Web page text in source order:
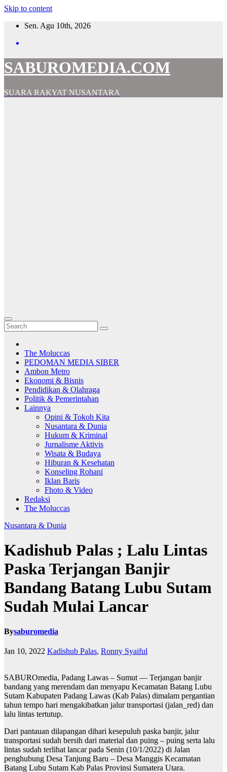
Skip to content
Sen. Agu 10th, 2026
SABUROMEDIA.COM
SUARA RAKYAT NUSANTARA
The Moluccas
PEDOMAN MEDIA SIBER
Ambon Metro
Ekonomi & Bisnis
Pendidikan & Olahraga
Politik & Pemerintahan
Lainnya
Opini & Tokoh Kita
Nusantara & Dunia
Hukum & Kriminal
Jurnalisme Aktivis
Wisata & Budaya
Hiburan & Kesehatan
Konseling Rohani
Iklan Baris
Fhoto & Video
Redaksi
The Moluccas
Nusantara & Dunia
Kadishub Palas ; Lalu Lintas
Paska Terjangan Banjir
Bandang Batang Lubu Sutam
Sudah Mulai Lancar
Bysaburomedia
Jan 10, 2022 Kadishub Palas, Ronny Syaiful
SABUROmedia, Padang Lawas – Sumut — Terjangan banjir
bandang yang merendam dan menyapu Kecamatan Batang Lubu
Sutam Kabupaten Padang Lawas (Kab Palas) dimalam pergantian
tahun tempo hari mengakibatkan jalur transportasi (jalan_red) dan
lalu lintas tertutup.
Dari pantauan dilapangan dihari kesepuluh paska banjir, jalur
transportasi sudah bersih dari material dan puing – puing serta lalu
lintas sudah terlihat lancar pada Senin (10/1/2022) di Jalan
penghubung Desa Tanjung Baru – Desa Manggis Kecamatan
Batang Lubu Sutam Kab Palas Provinsi Sumatera Utara.